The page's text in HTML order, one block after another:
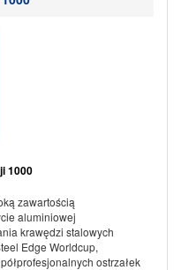
1000
zawartością
aluminiowej
krawędzi stalowych
Edge Worldcup,
ostrzałek